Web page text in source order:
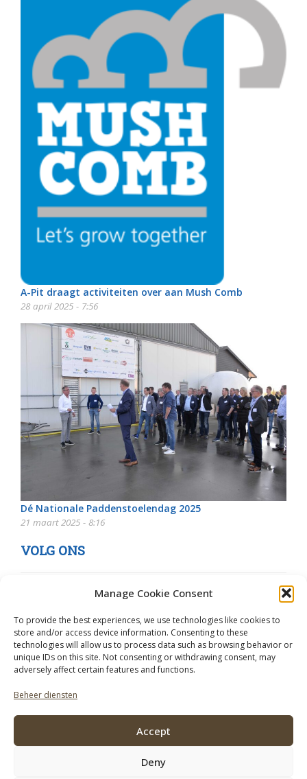
Manage Cookie Consent
To provide the best experiences, we use technologies like cookies to
store and/or access device information. Consenting to these
technologies will allow us to process data such as browsing behavior or
unique IDs on this site. Not consenting or withdrawing consent, may
adversely affect certain features and functions.
Beheer diensten
Accept
Deny
A-Pit draagt activiteiten over aan Mush Comb
28 april 2025 - 7:56
Dé Nationale Paddenstoelendag 2025
21 maart 2025 - 8:16
VOLG ONS